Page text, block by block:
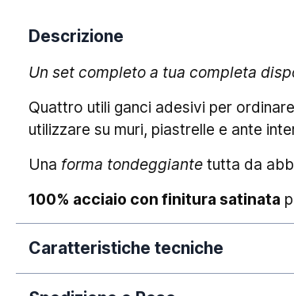
Descrizione
Un set completo a tua completa
Quattro utili ganci adesivi per
utilizzare su muri, piastrelle e ante
Una forma tondeggiante tutta da
100% acciaio con finitura satinata
Caratteristiche tecniche